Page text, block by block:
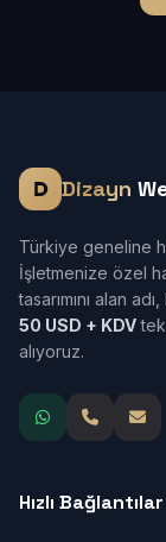
Dizayn
Türkiye geneline
İşletmenize özel
tasarımını alan
50 USD + KDV
alıyoruz.
Hızlı Bağlantılar